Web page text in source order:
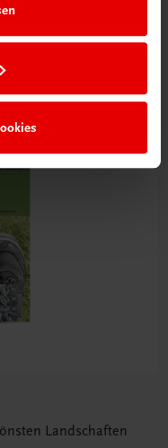
Landschaften